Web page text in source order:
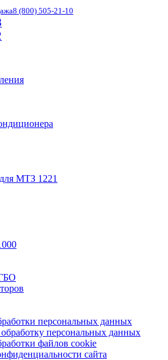
8 (800) 505-21-10
МТЗ 1221
персональных данных
персональных данных
файлов cookie
сайта